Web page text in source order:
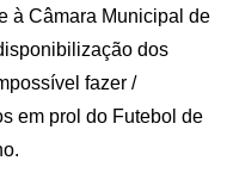
à Câmara Municipal de
dos
fazer /
em prol do Futebol de